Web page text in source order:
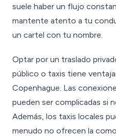
suele haber un flujo
mantente atento a tu
un cartel con tu nombre.
Optar por un traslado
público o taxis tiene
Copenhague. Las
pueden ser complicadas si
Además, los taxis locales
menudo no ofrecen la